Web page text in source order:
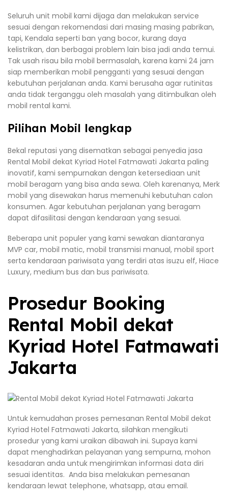
Seluruh unit mobil kami dijaga dan melakukan service
sesuai dengan rekomendasi dari masing masing pabrikan,
tapi, Kendala seperti ban yang bocor, kurang daya
kelistrikan, dan berbagai problem lain bisa jadi anda temui.
Tak usah risau bila mobil bermasalah, karena kami 24 jam
siap memberikan mobil pengganti yang sesuai dengan
kebutuhan perjalanan anda. Kami berusaha agar rutinitas
anda tidak terganggu oleh masalah yang ditimbulkan oleh
mobil rental kami.
Pilihan Mobil lengkap
Bekal reputasi yang disematkan sebagai penyedia jasa
Rental Mobil dekat Kyriad Hotel Fatmawati Jakarta paling
inovatif, kami sempurnakan dengan ketersediaan unit
mobil beragam yang bisa anda sewa. Oleh karenanya, Merk
mobil yang disewakan harus memenuhi kebutuhan calon
konsumen. Agar kebutuhan perjalanan yang beragam
dapat difasilitasi dengan kendaraan yang sesuai.
Beberapa unit populer yang kami sewakan diantaranya
MVP car, mobil matic, mobil transmisi manual, mobil sport
serta kendaraan pariwisata yang terdiri atas isuzu elf, Hiace
Luxury, medium bus dan bus pariwisata.
Prosedur Booking
Rental Mobil dekat
Kyriad Hotel Fatmawati
Jakarta
Untuk kemudahan proses pemesanan Rental Mobil dekat
Kyriad Hotel Fatmawati Jakarta, silahkan mengikuti
prosedur yang kami uraikan dibawah ini. Supaya kami
dapat menghadirkan pelayanan yang sempurna, mohon
kesadaran anda untuk mengirimkan informasi data diri
sesuai identitas. Anda bisa melakukan pemesanan
kendaraan lewat telephone, whatsapp, atau email.